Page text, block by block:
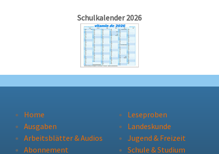
Schulkalender 2026
Home
Ausgaben
Arbeitsblätter & Audios
Abonnement
Leseproben
Landeskunde
Jugend & Freizeit
Schule & Studium